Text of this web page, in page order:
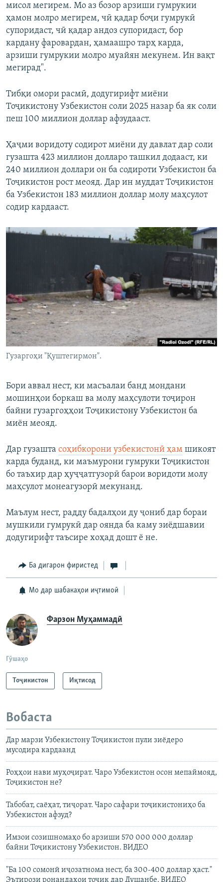
мисол мегирем. Мо аз бозор арзиши гумрукии
ҳамон молро мегирем, чӣ қадар боҷи гумрукӣ
супоридаст, чӣ қадар андоз супоридаст, бор
кардану фаровардан, ҳамаашро тарҳ карда,
арзиши гумрукии молро муайян мекунем. Ин вақт
мегирад".
Тибқи омори расмӣ, додугирифт миёни
Тоҷикистону Узбекистон соли 2025 назар ба як соли
пеш 100 миллион доллар афзудааст.
Ҳаҷми воридоту содирот миёни ду давлат дар соли
гузашта 423 миллион долларо ташкил додааст, ки
240 миллион доллари он ба содироти Узбекистон ба
Тоҷикистон рост меояд. Дар ин муддат Тоҷикистон
ба Узбекистон 183 миллион доллар молу маҳсулот
содир кардааст.
Гузаргоҳи "Қуштегирмон".
Бори аввал нест, ки масъалаи банд мондани
мошинҳои боркаш ва молу маҳсулоти тоҷирон
байни гузаргоҳҳои Тоҷикистону Узбекистон ба
миён меояд.
Дар гузашта соҳибкорони узбекистонӣ ҳам шикоят
карда буданд, ки маъмурони гумруки Тоҷикистон
бо таъхир дар ҳуҷҷатгузорӣ барои воридоти молу
маҳсулот монеагузорӣ мекунанд.
Маълум нест, радду бадалҳои ду ҷониб дар бораи
мушкили гумрукӣ дар оянда ба каму зиёдшавии
додугирифт таъсире хоҳад дошт ё не.
Ба дигарон фиристед
Мо дар шабакаҳои иҷтимоӣ
Фарзон Муҳаммадӣ
Гӯшаҳо
Тоҷикистон Иқтисод
Вобаста
Дар марзи Узбекистону Тоҷикистон пули зиёдеро
мусодира кардаанд
Роҳҳои нави муҳоҷират. Чаро Узбекистон осон мепаймояд,
Тоҷикистон не?
Табобат, саёҳат, тиҷорат. Чаро сафари тоҷикистониҳо ба
Узбекистон афзуд?
Имзои созишномаҳо бо арзиши 570 000 000 доллар
байни Тоҷикистону Узбекистон. ВИДЕО
"Ба 100 сомонӣ иҷозатнома нест, ба 300-400 доллар ҳаст."
Эътирози ронандаҳои тоҷик дар Душанбе. ВИДЕО